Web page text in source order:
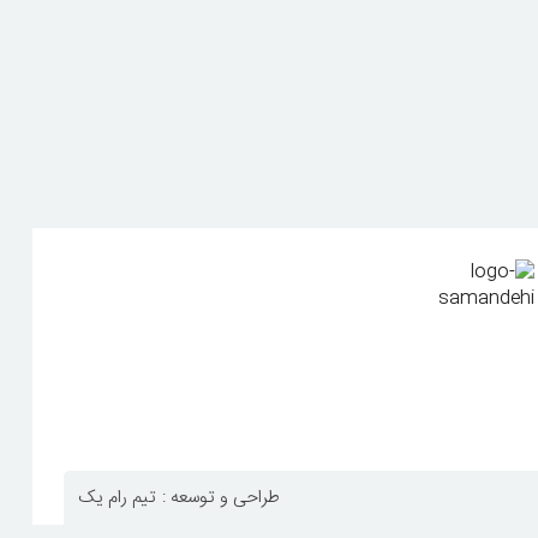
تیم رام یک طراحی و توسعه :